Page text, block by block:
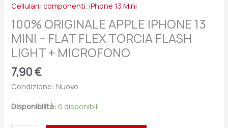
Cellulari: componenti,iPhone 13 Mini
100% ORIGINALE APPLE IPHONE 13
MINI – FLAT FLEX TORCIA FLASH
LIGHT + MICROFONO
7,90€
Condizione: Nuovo
Disponibilità: 6 disponibili